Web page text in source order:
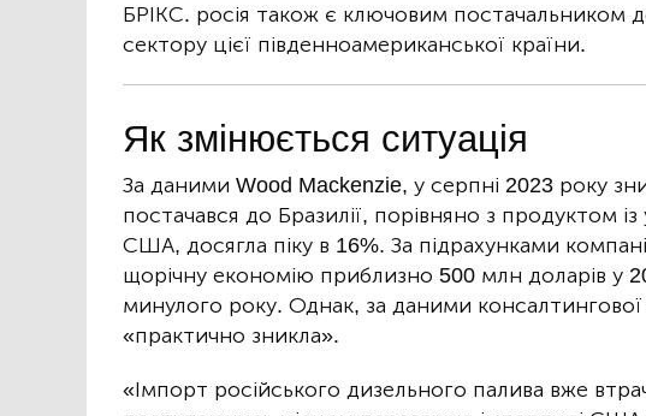
БРІКС. росія також є ключовим постачальником
сектору цієї південноамериканської країни.
Як змінюється ситуація
За даними Wood Mackenzie, у серпні 2023 року
постачався до Бразилії, порівняно з продуктом
США, досягла піку в 16%. За підрахунками
щорічну економію приблизно 500 млн доларів у
минулого року. Однак, за даними консалтингової
«практично зникла».
«Імпорт російського дизельного палива вже